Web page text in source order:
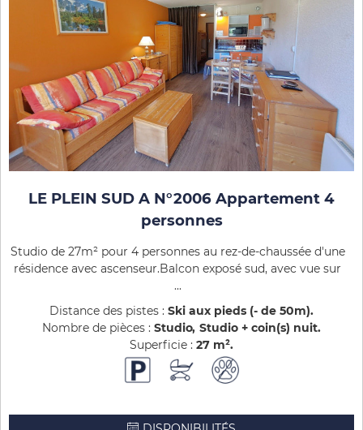
LE PLEIN SUD A N°2006 Appartement 4
personnes
Studio de 27m² pour 4 personnes au rez-de-chaussée d'une
résidence avec ascenseur.Balcon exposé sud, avec vue sur
...
Distance des pistes : Ski aux pieds (- de 50m)
Nombre de pièces : Studio Studio + coin(s) nuit
Superficie : 27 m²